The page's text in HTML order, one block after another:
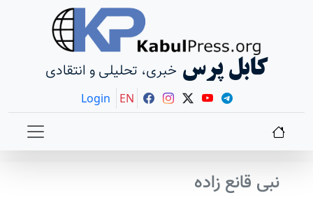
کابل پرس خبری، تحلیلی و انتقادی
Login EN
نبی قانع زاده